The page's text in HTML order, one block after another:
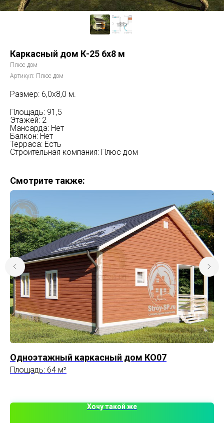
Каркасный дом К-25 6х8 м
Плюс дом
Артикул: Плюс дом
Размер: 6,0х8,0 м.
Площадь: 91,5
Этажей: 2
Мансарда: Нет
Балкон: Нет
Терраса: Есть
Строительная компания: Плюс дом
Смотрите также:
Одноэтажный каркасный дом КО07
Площадь: 64 м²
Хочу такой же